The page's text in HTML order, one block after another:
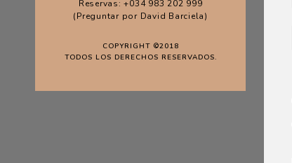
Reservas: +034 983 202 999
(Preguntar por David Barciela)
COPYRIGHT ©2018
TODOS LOS DERECHOS RESERVADOS.